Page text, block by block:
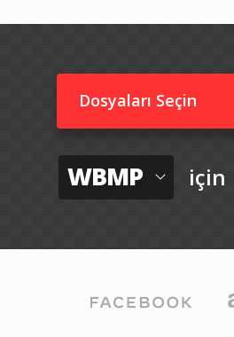
Dosyaları Seçin
WBMP için